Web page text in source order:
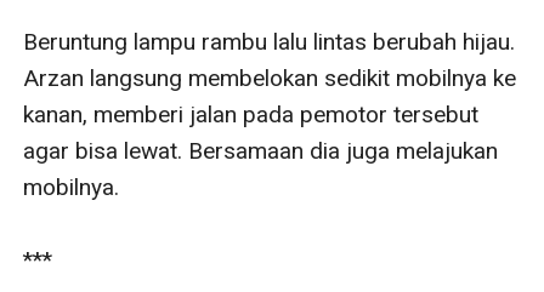
Beruntung lampu rambu lalu lintas berubah hijau.
Arzan langsung membelokan sedikit mobilnya ke
kanan, memberi jalan pada pemotor tersebut
agar bisa lewat. Bersamaan dia juga melajukan
mobilnya.
***